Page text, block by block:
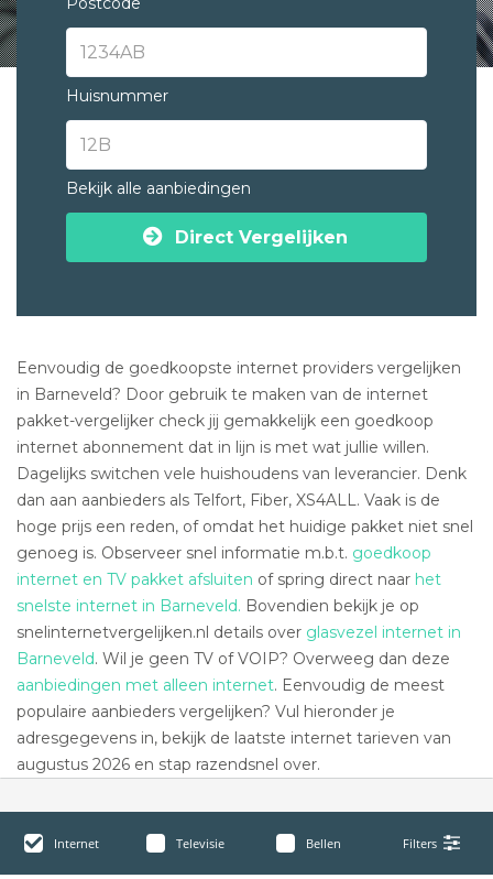
Huisnummer
Bekijk alle aanbiedingen
Direct Vergelijken
Eenvoudig de goedkoopste internet providers vergelijken
in Barneveld? Door gebruik te maken van de internet
pakket-vergelijker check jij gemakkelijk een goedkoop
internet abonnement dat in lijn is met wat jullie willen.
Dagelijks switchen vele huishoudens van leverancier. Denk
dan aan aanbieders als Telfort, Fiber, XS4ALL. Vaak is de
hoge prijs een reden, of omdat het huidige pakket niet snel
genoeg is. Observeer snel informatie m.b.t. goedkoop
internet en TV pakket afsluiten of spring direct naar het
snelste internet in Barneveld. Bovendien bekijk je op
snelinternetvergelijken.nl details over glasvezel internet in
Barneveld. Wil je geen TV of VOIP? Overweeg dan deze
aanbiedingen met alleen internet. Eenvoudig de meest
populaire aanbieders vergelijken? Vul hieronder je
adresgegevens in, bekijk de laatste internet tarieven van
augustus 2026 en stap razendsnel over.
Internet Televisie Bellen Filters